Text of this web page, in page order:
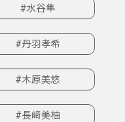
#水谷隼
#丹羽孝希
#木原美悠
#長﨑美柚